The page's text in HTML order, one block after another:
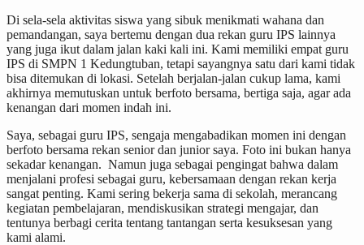
Di sela-sela aktivitas siswa yang sibuk menikmati wahana dan
pemandangan, saya bertemu dengan dua rekan guru IPS lainnya
yang juga ikut dalam jalan kaki kali ini. Kami memiliki empat guru
IPS di SMPN 1 Kedungtuban, tetapi sayangnya satu dari kami tidak
bisa ditemukan di lokasi. Setelah berjalan-jalan cukup lama, kami
akhirnya memutuskan untuk berfoto bersama, bertiga saja, agar ada
kenangan dari momen indah ini.
Saya, sebagai guru IPS, sengaja mengabadikan momen ini dengan
berfoto bersama rekan senior dan junior saya. Foto ini bukan hanya
sekadar kenangan. Namun juga sebagai pengingat bahwa dalam
menjalani profesi sebagai guru, kebersamaan dengan rekan kerja
sangat penting. Kami sering bekerja sama di sekolah, merancang
kegiatan pembelajaran, mendiskusikan strategi mengajar, dan
tentunya berbagi cerita tentang tantangan serta kesuksesan yang
kami alami.